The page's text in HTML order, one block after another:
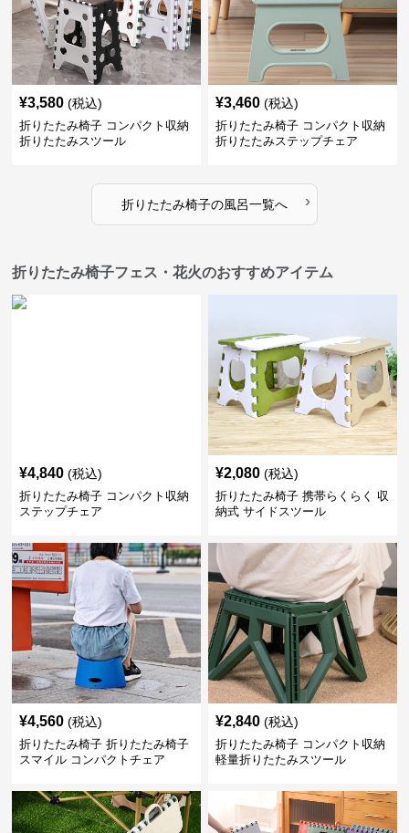
¥3,580 (税込)
折りたたみ椅子 コンパクト収納
折りたたみスツール
¥3,460 (税込)
折りたたみ椅子 コンパクト収納
折りたたみステップチェア
折りたたみ椅子の風呂一覧へ ›
折りたたみ椅子フェス・花火のおすすめアイテム
¥4,840 (税込)
折りたたみ椅子 コンパクト収納
ステップチェア
¥2,080 (税込)
折りたたみ椅子 携帯らくらく 収
納式 サイドスツール
¥4,560 (税込)
折りたたみ椅子 折りたたみ椅子
スマイル コンパクトチェア
¥2,840 (税込)
折りたたみ椅子 コンパクト収納
軽量折りたたみスツール